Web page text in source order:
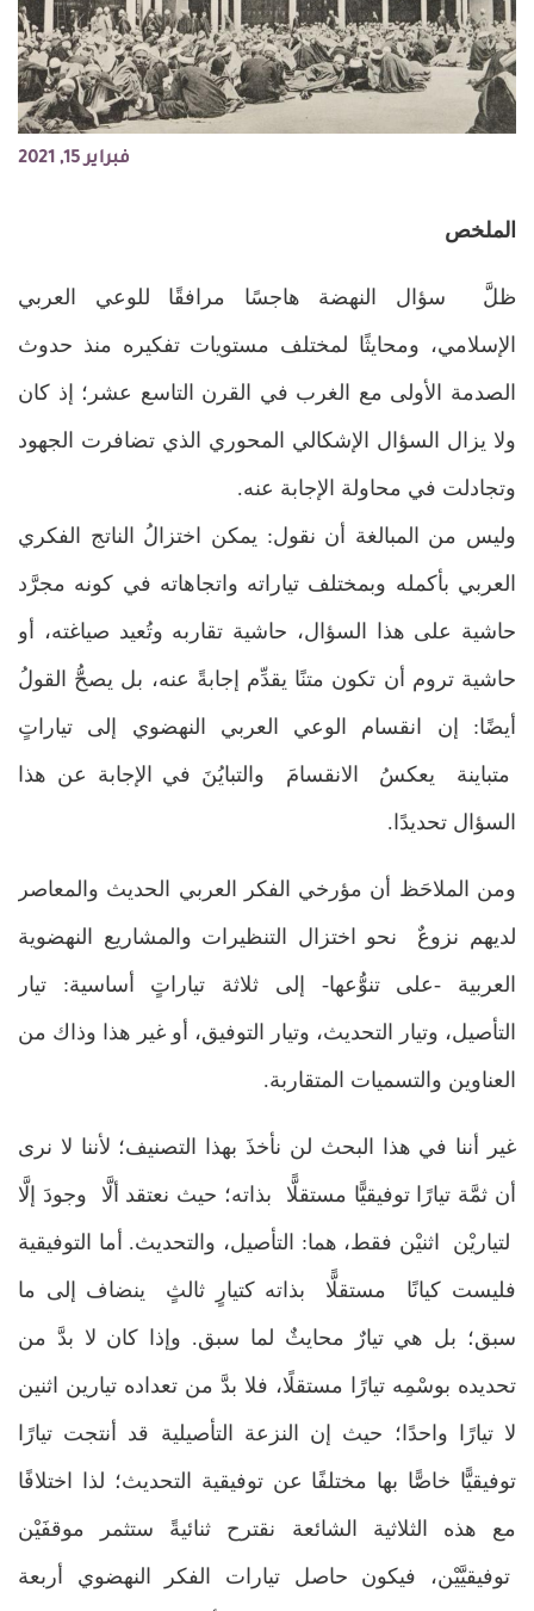
فبراير 15, 2021
الملخص
ظلَّ سؤال النهضة هاجسًا مرافقًا للوعي العربي
الإسلامي، ومحايثًا لمختلف مستويات تفكيره منذ حدوث
الصدمة الأولى مع الغرب في القرن التاسع عشر؛ إذ كان
ولا يزال السؤال الإشكالي المحوري الذي تضافرت الجهود
وتجادلت في محاولة الإجابة عنه.
وليس من المبالغة أن نقول: يمكن اختزالُ الناتج الفكري
العربي بأكمله وبمختلف تياراته واتجاهاته في كونه مجرَّد
حاشية على هذا السؤال، حاشية تقاربه وتُعيد صياغته، أو
حاشية تروم أن تكون متنًا يقدِّم إجابةً عنه، بل يصحُّ القولُ
أيضًا: إن انقسام الوعي العربي النهضوي إلى تياراتٍ
متباينة يعكسُ الانقسامَ والتبايُنَ في الإجابة عن هذا
السؤال تحديدًا.
ومن الملاحَظ أن مؤرخي الفكر العربي الحديث والمعاصر
لديهم نزوعٌ نحو اختزال التنظيرات والمشاريع النهضوية
العربية -على تنوُّعها- إلى ثلاثة تياراتٍ أساسية: تيار
التأصيل، وتيار التحديث، وتيار التوفيق، أو غير هذا وذاك من
العناوين والتسميات المتقاربة.
غير أننا في هذا البحث لن نأخذَ بهذا التصنيف؛ لأننا لا نرى
أن ثمَّة تيارًا توفيقيًّا مستقلًّا بذاته؛ حيث نعتقد ألَّا وجودَ إلَّا
لتياريْن اثنيْن فقط، هما: التأصيل، والتحديث. أما التوفيقية
فليست كيانًا مستقلًّا بذاته كتيارٍ ثالثٍ ينضاف إلى ما
سبق؛ بل هي تيارٌ محايثٌ لما سبق. وإذا كان لا بدَّ من
تحديده بوسْمِه تيارًا مستقلًا، فلا بدَّ من تعداده تيارين اثنين
لا تيارًا واحدًا؛ حيث إن النزعة التأصيلية قد أنتجت تيارًا
توفيقيًّا خاصًّا بها مختلفًا عن توفيقية التحديث؛ لذا اختلافًا
مع هذه الثلاثية الشائعة نقترح ثنائيةً ستثمر موقفَيْن
توفيقيَّيْن، فيكون حاصل تيارات الفكر النهضوي أربعة